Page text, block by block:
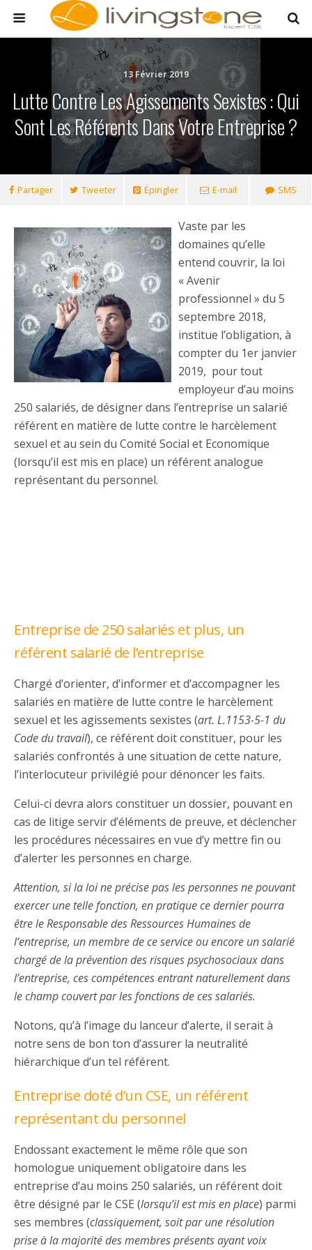
13 Février 2019
Lutte Contre Les Agissements Sexistes : Qui
Sont Les Référents Dans Votre Entreprise ?
Partager Tweeter Épingler E-mail SMS
Vaste par les
domaines qu’elle
entend couvrir, la loi
« Avenir
professionnel » du 5
septembre 2018,
institue l’obligation, à
compter du 1er janvier
2019, pour tout
employeur d’au moins
250 salariés, de désigner dans l’entreprise un salarié
référent en matière de lutte contre le harcèlement
sexuel et au sein du Comité Social et Economique
(lorsqu’il est mis en place) un référent analogue
représentant du personnel.
Entreprise de 250 salariés et plus, un
référent salarié de l’entreprise
Chargé d’orienter, d’informer et d’accompagner les
salariés en matière de lutte contre le harcèlement
sexuel et les agissements sexistes (art. L.1153-5-1 du
Code du travail), ce référent doit constituer, pour les
salariés confrontés à une situation de cette nature,
l’interlocuteur privilégié pour dénoncer les faits.
Celui-ci devra alors constituer un dossier, pouvant en
cas de litige servir d’éléments de preuve, et déclencher
les procédures nécessaires en vue d’y mettre fin ou
d’alerter les personnes en charge.
Attention, si la loi ne précise pas les personnes ne pouvant
exercer une telle fonction, en pratique ce dernier pourra
être le Responsable des Ressources Humaines de
l’entreprise, un membre de ce service ou encore un salarié
chargé de la prévention des risques psychosociaux dans
l’entreprise, ces compétences entrant naturellement dans
le champ couvert par les fonctions de ces salariés.
Notons, qu’à l’image du lanceur d’alerte, il serait à
notre sens de bon ton d’assurer la neutralité
hiérarchique d’un tel référent.
Entreprise doté d’un CSE, un référent
représentant du personnel
Endossant exactement le même rôle que son
homologue uniquement obligatoire dans les
entreprise d’au moins 250 salariés, un référent doit
être désigné par le CSE (lorsqu’il est mis en place) parmi
ses membres (classiquement, soit par une résolution
prise à la majorité des membres présents ayant voix